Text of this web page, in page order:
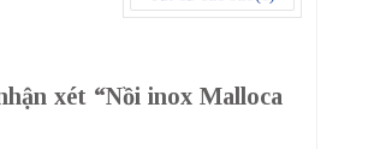
xét “Nồi inox Malloca